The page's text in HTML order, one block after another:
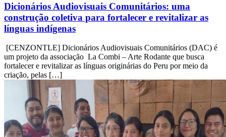
Dicionários Audiovisuais Comunitários: uma
construção coletiva para fortalecer e revitalizar as
línguas indígenas
[CENZONTLE] Dicionários Audiovisuais Comunitários (DAC) é
um projeto da associação La Combi – Arte Rodante que busca
fortalecer e revitalizar as línguas originárias do Peru por meio da
criação, pelas […]